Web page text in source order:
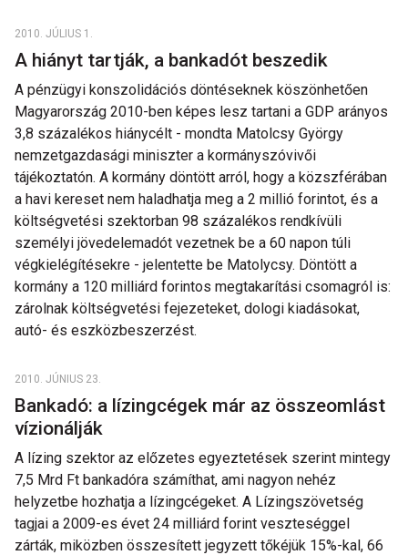
2010. JÚLIUS 1.
A hiányt tartják, a bankadót beszedik
A pénzügyi konszolidációs döntéseknek köszönhetően
Magyarország 2010-ben képes lesz tartani a GDP arányos
3,8 százalékos hiánycélt - mondta Matolcsy György
nemzetgazdasági miniszter a kormányszóvivői
tájékoztatón. A kormány döntött arról, hogy a közszférában
a havi kereset nem haladhatja meg a 2 millió forintot, és a
költségvetési szektorban 98 százalékos rendkívüli
személyi jövedelemadót vezetnek be a 60 napon túli
végkielégítésekre - jelentette be Matolycsy. Döntött a
kormány a 120 milliárd forintos megtakarítási csomagról is:
zárolnak költségvetési fejezeteket, dologi kiadásokat,
autó- és eszközbeszerzést.
2010. JÚNIUS 23.
Bankadó: a lízingcégek már az összeomlást
vízionálják
A lízing szektor az előzetes egyeztetések szerint mintegy
7,5 Mrd Ft bankadóra számíthat, ami nagyon nehéz
helyzetbe hozhatja a lízingcégeket. A Lízingszövetség
tagjai a 2009-es évet 24 milliárd forint veszteséggel
zárták, miközben összesített jegyzett tőkéjük 15%-kal, 66